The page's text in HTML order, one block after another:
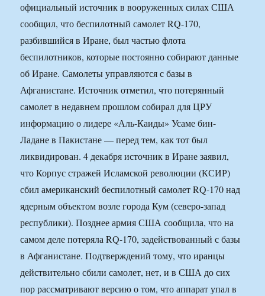
официальный источник в вооруженных силах США
сообщил, что беспилотный самолет RQ-170,
разбившийся в Иране, был частью флота
беспилотников, которые постоянно собирают данные
об Иране. Самолеты управляются с базы в
Афганистане. Источник отметил, что потерянный
самолет в недавнем прошлом собирал для ЦРУ
информацию о лидере «Аль-Каиды» Усаме бин-
Ладане в Пакистане — перед тем, как тот был
ликвидирован. 4 декабря источник в Иране заявил,
что Корпус стражей Исламской революции (КСИР)
сбил американский беспилотный самолет RQ-170 над
ядерным объектом возле города Кум (северо-запад
республики). Позднее армия США сообщила, что на
самом деле потеряла RQ-170, задействованный с базы
в Афганистане. Подтверждений тому, что иранцы
действительно сбили самолет, нет, и в США до сих
пор рассматривают версию о том, что аппарат упал в